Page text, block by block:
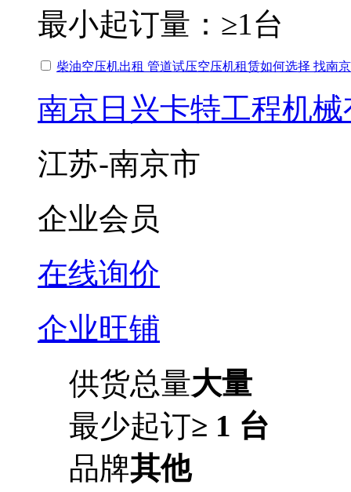
最小起订量： ≥1台
柴油空压机出租 管道试压空压机租赁如何选择 找南
南京日兴卡特工程机
江苏-南京市
企业会员
在线询价
企业旺铺
供货总量大量
最少起订≥ 1 台
品牌其他